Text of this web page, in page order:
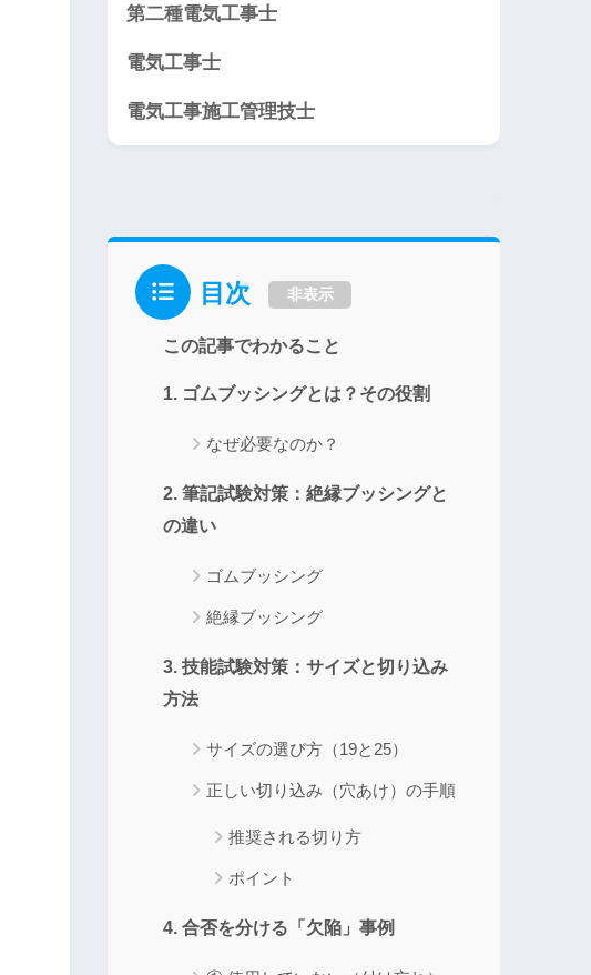
第二種電気工事士
電気工事士
電気工事施工管理技士
目次 非表示
この記事でわかること
1. ゴムブッシングとは？その役割
なぜ必要なのか？
2. 筆記試験対策：絶縁ブッシングと
の違い
ゴムブッシング
絶縁ブッシング
3. 技能試験対策：サイズと切り込み
方法
サイズの選び方（19と25）
正しい切り込み（穴あけ）の手順
推奨される切り方
ポイント
4. 合否を分ける「欠陥」事例